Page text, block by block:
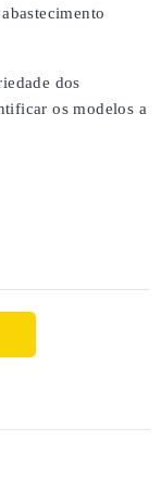
dos
os modelos a